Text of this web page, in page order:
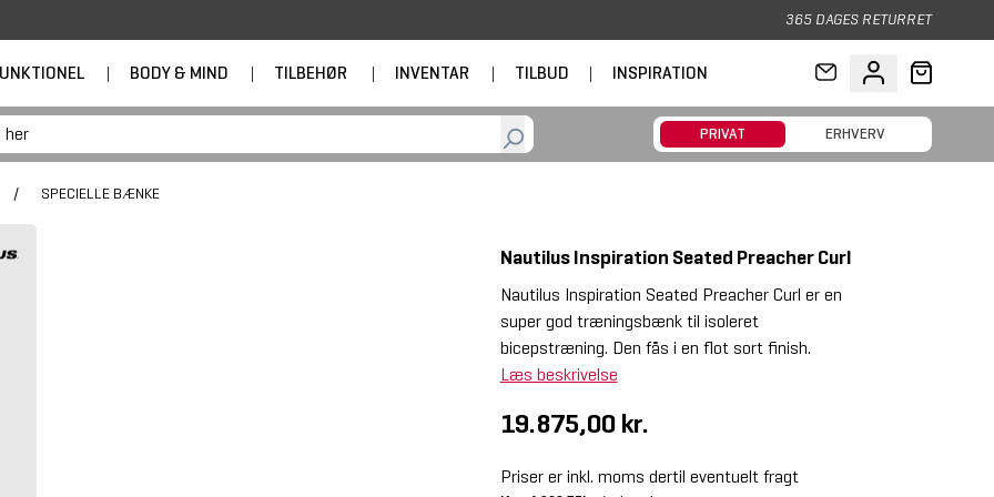
365 DAGES RETURRET
| BODY & MIND | TILBEHØR | INVENTAR | TILBUD | INSPIRATION
PRIVAT ERHVERV
/ SPECIELLE BÆNKE
Nautilus Inspiration Seated Preacher Curl
Nautilus Inspiration Seated Preacher Curl er en
super god træningsbænk til isoleret
bicepstræning. Den fås i en flot sort finish.
Læs beskrivelse
19.875,00 kr.
Priser er inkl. moms dertil eventuelt fragt